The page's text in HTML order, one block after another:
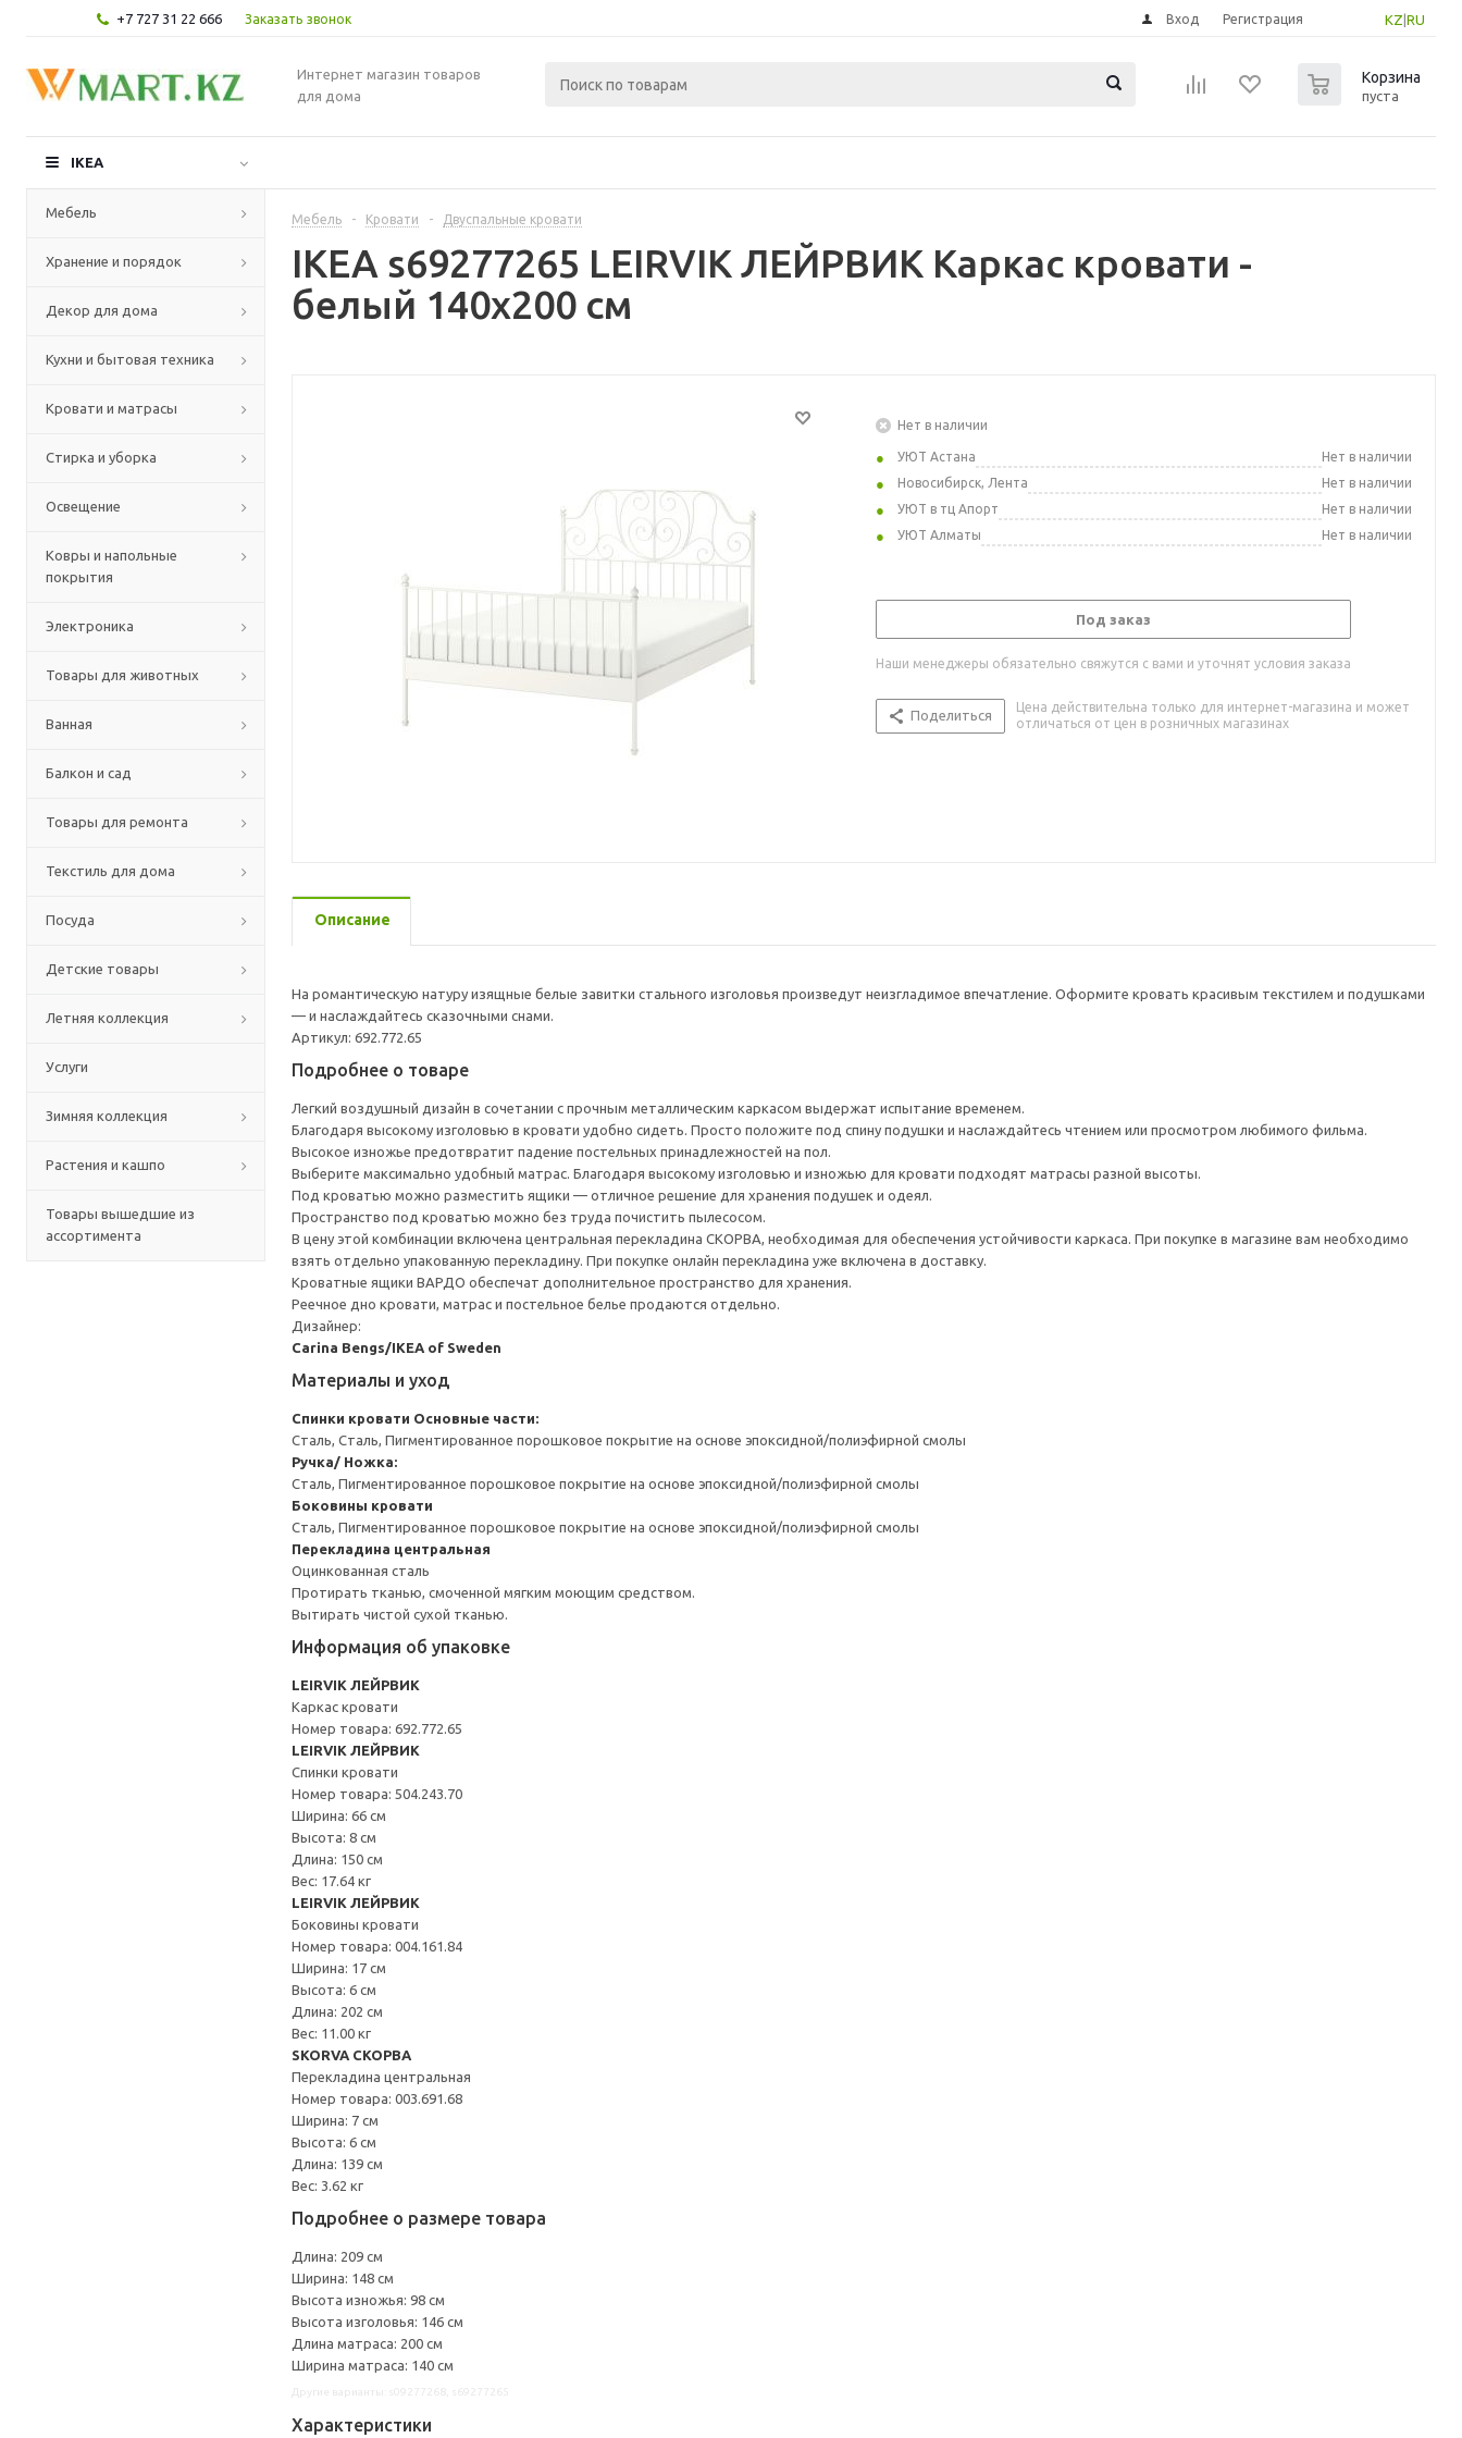
+7 727 31 22 666 Заказать звонок KZ RU
Вход Регистрация
Интернет магазин товаров
для дома
Корзина
пуста
IKEA
Мебель
Хранение и порядок
Декор для дома
Кухни и бытовая техника
Кровати и матрасы
Стирка и уборка
Освещение
Ковры и напольные
покрытия
Электроника
Товары для животных
Ванная
Балкон и сад
Товары для ремонта
Текстиль для дома
Посуда
Детские товары
Летняя коллекция
Услуги
Зимняя коллекция
Растения и кашпо
Товары вышедшие из
ассортимента
Мебель - Кровати - Двуспальные кровати
IKEA s69277265 LEIRVIK ЛЕЙРВИК Каркас кровати -
белый 140x200 см
Нет в наличии
УЮТ Астана
Нет в наличии
Новосибирск, Лента
Нет в наличии
УЮТ в тц Апорт
Нет в наличии
УЮТ Алматы
Нет в наличии
Под заказ
Наши менеджеры обязательно свяжутся с вами и уточнят условия заказа
Поделиться
Цена действительна только для интернет-магазина и может
отличаться от цен в розничных магазинах
Описание
На романтическую натуру изящные белые завитки стального изголовья произведут неизгладимое впечатление. Оформите кровать красивым текстилем и подушками
— и наслаждайтесь сказочными снами.
Артикул: 692.772.65
Подробнее о товаре
Легкий воздушный дизайн в сочетании с прочным металлическим каркасом выдержат испытание временем.
Благодаря высокому изголовью в кровати удобно сидеть. Просто положите под спину подушки и наслаждайтесь чтением или просмотром любимого фильма.
Высокое изножье предотвратит падение постельных принадлежностей на пол.
Выберите максимально удобный матрас. Благодаря высокому изголовью и изножью для кровати подходят матрасы разной высоты.
Под кроватью можно разместить ящики — отличное решение для хранения подушек и одеял.
Пространство под кроватью можно без труда почистить пылесосом.
В цену этой комбинации включена центральная перекладина СКОРВА, необходимая для обеспечения устойчивости каркаса. При покупке в магазине вам необходимо
взять отдельно упакованную перекладину. При покупке онлайн перекладина уже включена в доставку.
Кроватные ящики ВАРДО обеспечат дополнительное пространство для хранения.
Реечное дно кровати, матрас и постельное белье продаются отдельно.
Дизайнер:
Carina Bengs/IKEA of Sweden
Материалы и уход
Спинки кровати Основные части:
Сталь, Сталь, Пигментированное порошковое покрытие на основе эпоксидной/полиэфирной смолы
Ручка/ Ножка:
Сталь, Пигментированное порошковое покрытие на основе эпоксидной/полиэфирной смолы
Боковины кровати
Сталь, Пигментированное порошковое покрытие на основе эпоксидной/полиэфирной смолы
Перекладина центральная
Оцинкованная сталь
Протирать тканью, смоченной мягким моющим средством.
Вытирать чистой сухой тканью.
Информация об упаковке
LEIRVIK ЛЕЙРВИК
Каркас кровати
Номер товара: 692.772.65
LEIRVIK ЛЕЙРВИК
Спинки кровати
Номер товара: 504.243.70
Ширина: 66 см
Высота: 8 см
Длина: 150 см
Вес: 17.64 кг
LEIRVIK ЛЕЙРВИК
Боковины кровати
Номер товара: 004.161.84
Ширина: 17 см
Высота: 6 см
Длина: 202 см
Вес: 11.00 кг
SKORVA СКОРВА
Перекладина центральная
Номер товара: 003.691.68
Ширина: 7 см
Высота: 6 см
Длина: 139 см
Вес: 3.62 кг
Подробнее о размере товара
Длина: 209 см
Ширина: 148 см
Высота изножья: 98 см
Высота изголовья: 146 см
Длина матраса: 200 см
Ширина матраса: 140 см
Характеристики